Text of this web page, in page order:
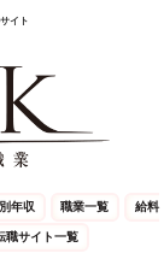
イト
年収 職業一覧 給料
職サイト一覧